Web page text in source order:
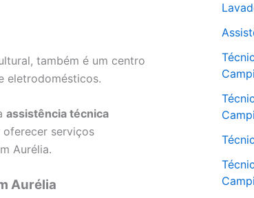
também é um centro
eletrodomésticos.
assistência técnica
serviços
Aurélia.
Aurélia